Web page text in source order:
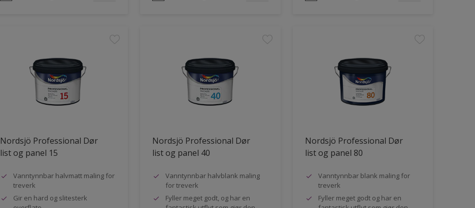
Nordsjö Professional Dør
list og panel 15
Vanntynnbar halvmatt maling for
treverk
Gir en hard og slitesterk
Nordsjö Professional Dør
list og panel 40
Vanntynnbar halvblank maling
for treverk
Fyller meget godt, og har en
Nordsjö Professional Dør
list og panel 80
Vanntynnbar blank maling for
treverk
Fyller meget godt og har en